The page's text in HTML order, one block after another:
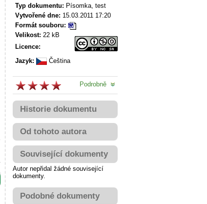
Typ dokumentu: Písomka, test
Vytvořené dne: 15.03.2011 17:20
Formát souboru:
Velikost: 22 kB
Licence:
Jazyk:
Čeština
Podrobně
Historie dokumentu
Od tohoto autora
Související dokumenty
Autor nepřidal žádné související
dokumenty.
Podobné dokumenty